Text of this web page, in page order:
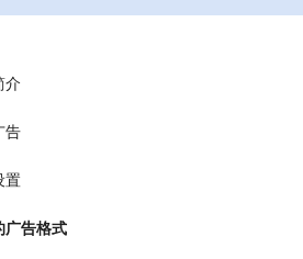
介
告
置
广告格式